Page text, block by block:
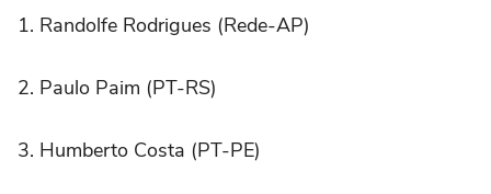
1. Randolfe Rodrigues (Rede-AP)
2. Paulo Paim (PT-RS)
3. Humberto Costa (PT-PE)